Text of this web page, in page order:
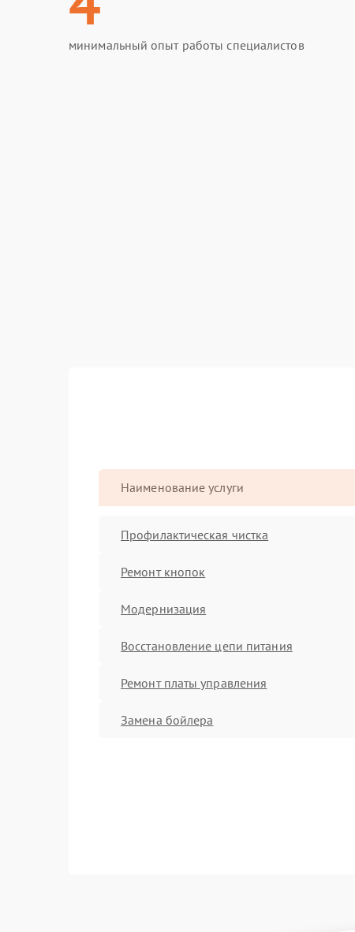
минимальный опыт работы специалистов
Наименование услуги
Профилактическая чистка
Ремонт кнопок
Модернизация
Восстановление цепи питания
Ремонт платы управления
Замена бойлера